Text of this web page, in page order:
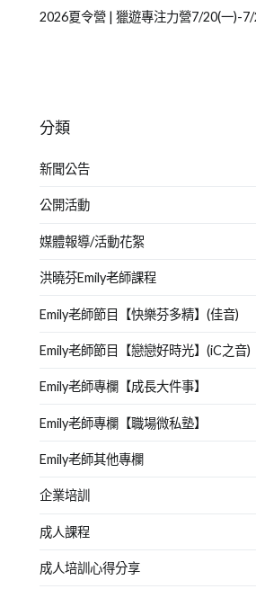
2026夏令營 | 獵遊專注力營7/20(一)-7/
分類
新聞公告
公開活動
媒體報導/活動花絮
洪曉芬Emily老師課程
Emily老師節目【快樂芬多精】(佳音)
Emily老師節目【戀戀好時光】(iC之音)
Emily老師專欄【成長大件事】
Emily老師專欄【職場微私塾】
Emily老師其他專欄
企業培訓
成人課程
成人培訓心得分享